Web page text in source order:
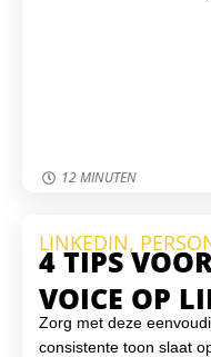
12 MINUTEN
LINKEDIN,
4 TIPS
VOICE OP
Zorg met deze
consistente toon slaat